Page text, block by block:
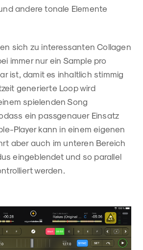
andere tonale Elemente
sich zu interessanten Collagen
immer nur ein Sample pro
ist, damit es inhaltlich stimmig
generierte Loop wird
spielenden Song
ein passgenauer Einsatz
Player kann in einem eigenen
aber auch im unteren Bereich
eingeblendet und so parallel
werden.